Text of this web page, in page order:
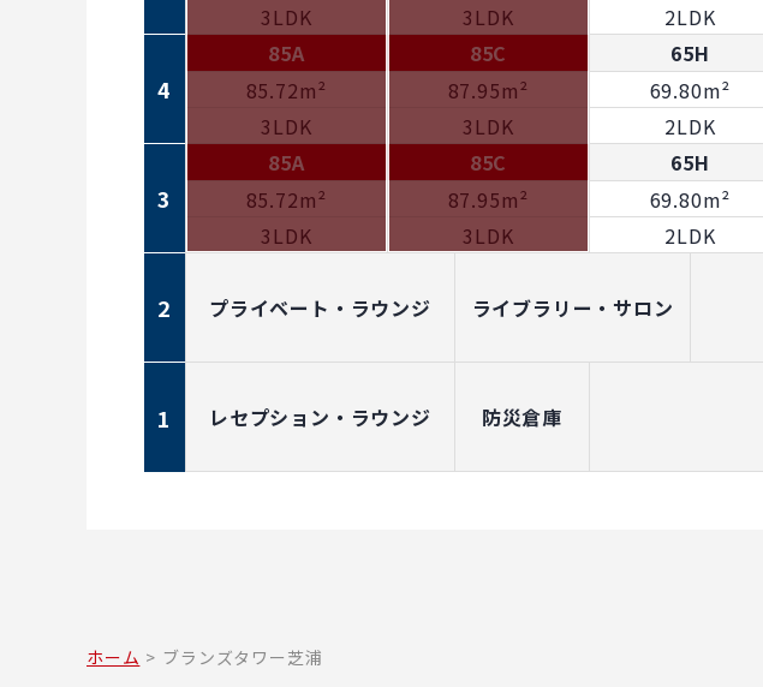
4
3
2
1
3LDK
3LDK
2LDK
85A
85.72m²
3LDK
85C
87.95m²
3LDK
65H
69.80m²
2LDK
85A
85.72m²
3LDK
85C
87.95m²
3LDK
65H
69.80m²
2LDK
プライベート・ラウンジ ライブラリー・サロン
レセプション・ラウンジ 防災倉庫
ホーム > ブランズタワー芝浦